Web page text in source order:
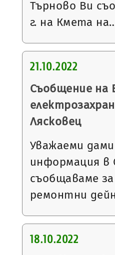
Търново Ви
г. на Кмета
21.10.2022
Съобщение на
Лясковец
Уважаеми
информация в
съобщаваме
ремонтни
18.10.2022